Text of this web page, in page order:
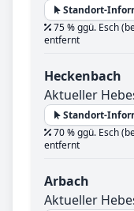
Standort-
75 % ggü. Esch
entfernt
Heckenbach
Aktueller
Standort-
70 % ggü. Esch
entfernt
Arbach
Aktueller